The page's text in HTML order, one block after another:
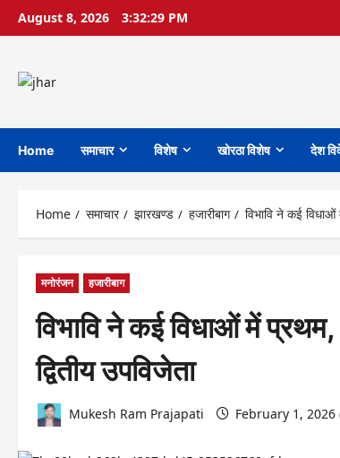
SkipAugust 8, 2026 3:32:30 PM
Home समाचार विशेष खोरठा विशेष देश
Home समाचार झारखण्ड हजारीबाग विभावि ने कई
मनोरंजन हजारीबाग
विभावि ने कई विधाओं में
द्वितीय उपविजेता
Mukesh Ram Prajapati February 1,